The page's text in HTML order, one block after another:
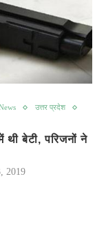
उत्तर प्रदेश
बेटी, परिजनों ने
2019